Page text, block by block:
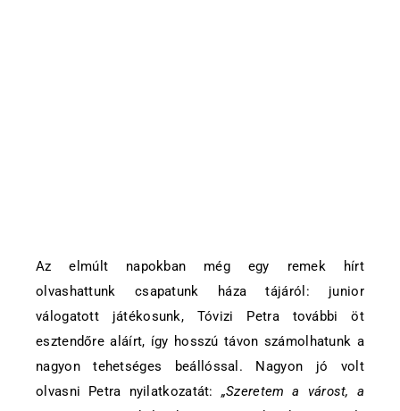
Az elmúlt napokban még egy remek hírt
olvashattunk csapatunk háza tájáról: junior
válogatott játékosunk, Tóvizi Petra további öt
esztendőre aláírt, így hosszú távon számolhatunk a
nagyon tehetséges beállóssal. Nagyon jó volt
olvasni Petra nyilatkozatát: „Szeretem a várost, a